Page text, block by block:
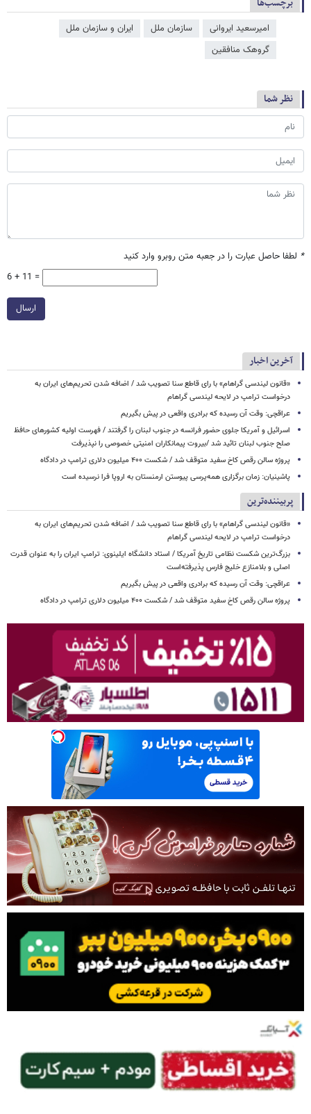
امیرسعید ایروانی سازمان ملل
ایران و سازمان ملل
گروهک منافقین
نظر شما
* لطفا حاصل عبارت را در جعبه متن روبرو وارد کنید
6 + 11 =
ارسال
آخرین اخبار
«قانون لیندسی گراهام» با رای قاطع سنا تصویب شد / اضافه شدن تحریم‌های ایران به
درخواست ترامپ در لایحه لیندسی گراهام
عراقچی: وقت آن رسیده که برادری واقعی در پیش بگیریم
اسرائیل و آمریکا جلوی حضور فرانسه در جنوب لبنان را گرفتند / فهرست اولیه کشورهای حافظ
صلح جنوب لبنان تائید شد /بیروت پیمانکاران امنیتی خصوصی را نپذیرفت
پروژه سالن رقص کاخ سفید متوقف شد / شکست ۴۰۰ میلیون دلاری ترامپ در دادگاه
پاشینیان: زمان برگزاری همه‌پرسی پیوستن ارمنستان به اروپا فرا نرسیده است
پربیننده‌ترین
«قانون لیندسی گراهام» با رای قاطع سنا تصویب شد / اضافه شدن تحریم‌های ایران به
درخواست ترامپ در لایحه لیندسی گراهام
بزرگ‌ترین شکست نظامی تاریخ آمریکا / استاد دانشگاه ایلینوی: ترامپ ایران را به عنوان قدرت
اصلی و بلامنازع خلیج فارس پذیرفته‌است
عراقچی: وقت آن رسیده که برادری واقعی در پیش بگیریم
پروژه سالن رقص کاخ سفید متوقف شد / شکست ۴۰۰ میلیون دلاری ترامپ در دادگاه